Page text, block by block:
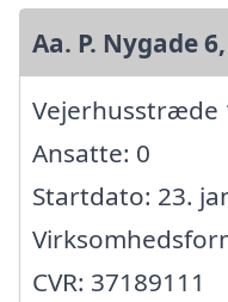
Aa. P. Nygade
Vejerhusstræde
Ansatte: 0
Startdato: 23.
CVR: 37189111